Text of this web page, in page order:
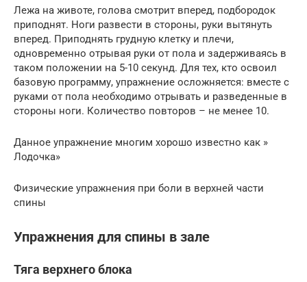
Лежа на животе, голова смотрит вперед, подбородок
приподнят. Ноги развести в стороны, руки вытянуть
вперед. Приподнять грудную клетку и плечи,
одновременно отрывая руки от пола и задерживаясь в
таком положении на 5-10 секунд. Для тех, кто освоил
базовую программу, упражнение осложняется: вместе с
руками от пола необходимо отрывать и разведенные в
стороны ноги. Количество повторов – не менее 10.
Данное упражнение многим хорошо известно как »
Лодочка»
Физические упражнения при боли в верхней части
спины
Упражнения для спины в зале
Тяга верхнего блока